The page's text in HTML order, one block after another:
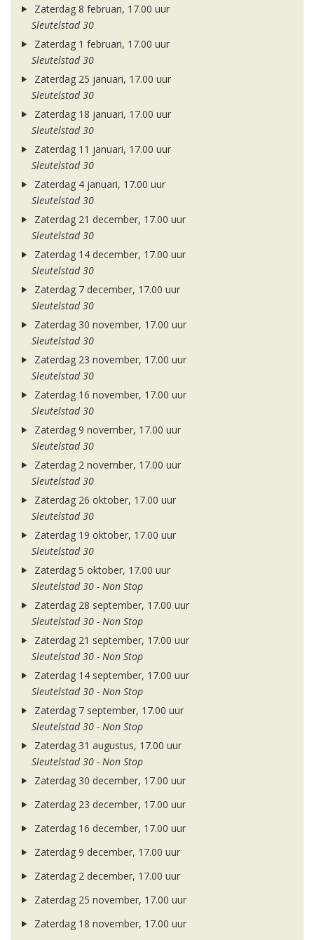
Zaterdag 8 februari, 17.00 uur
Sleutelstad 30
Zaterdag 1 februari, 17.00 uur
Sleutelstad 30
Zaterdag 25 januari, 17.00 uur
Sleutelstad 30
Zaterdag 18 januari, 17.00 uur
Sleutelstad 30
Zaterdag 11 januari, 17.00 uur
Sleutelstad 30
Zaterdag 4 januari, 17.00 uur
Sleutelstad 30
Zaterdag 21 december, 17.00 uur
Sleutelstad 30
Zaterdag 14 december, 17.00 uur
Sleutelstad 30
Zaterdag 7 december, 17.00 uur
Sleutelstad 30
Zaterdag 30 november, 17.00 uur
Sleutelstad 30
Zaterdag 23 november, 17.00 uur
Sleutelstad 30
Zaterdag 16 november, 17.00 uur
Sleutelstad 30
Zaterdag 9 november, 17.00 uur
Sleutelstad 30
Zaterdag 2 november, 17.00 uur
Sleutelstad 30
Zaterdag 26 oktober, 17.00 uur
Sleutelstad 30
Zaterdag 19 oktober, 17.00 uur
Sleutelstad 30
Zaterdag 5 oktober, 17.00 uur
Sleutelstad 30 - Non Stop
Zaterdag 28 september, 17.00 uur
Sleutelstad 30 - Non Stop
Zaterdag 21 september, 17.00 uur
Sleutelstad 30 - Non Stop
Zaterdag 14 september, 17.00 uur
Sleutelstad 30 - Non Stop
Zaterdag 7 september, 17.00 uur
Sleutelstad 30 - Non Stop
Zaterdag 31 augustus, 17.00 uur
Sleutelstad 30 - Non Stop
Zaterdag 30 december, 17.00 uur
Zaterdag 23 december, 17.00 uur
Zaterdag 16 december, 17.00 uur
Zaterdag 9 december, 17.00 uur
Zaterdag 2 december, 17.00 uur
Zaterdag 25 november, 17.00 uur
Zaterdag 18 november, 17.00 uur